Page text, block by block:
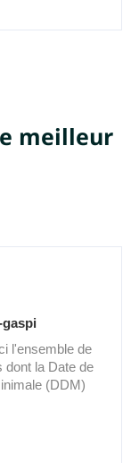
meilleur
l'ensemble de
dont la Date de
(DDM)